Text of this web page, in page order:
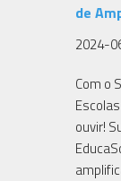
de
2024-
Com o
ouvir!